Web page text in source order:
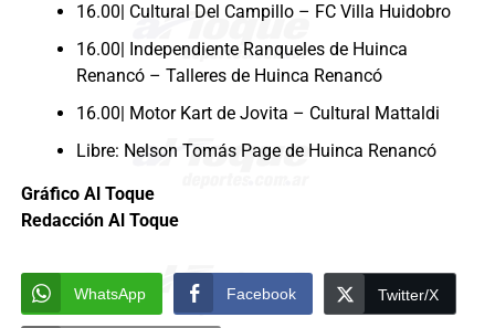
16.00| Cultural Del Campillo – FC Villa Huidobro
16.00| Independiente Ranqueles de Huinca
Renancó – Talleres de Huinca Renancó
16.00| Motor Kart de Jovita – Cultural Mattaldi
Libre: Nelson Tomás Page de Huinca Renancó
Gráfico Al Toque
Redacción Al Toque
WhatsApp Facebook Twitter/X